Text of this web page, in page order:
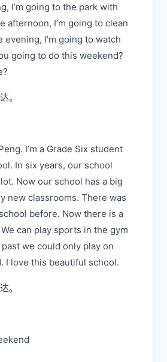
I’m going to the park with
afternoon, I’m going to clean
evening, I’m going to watch
going to do this weekend?
。
I’m a Grade Six student
In six years, our school
Now our school has a big
new classrooms. There was
before. Now there is a
can play sports in the gym
we could only play on
I love this beautiful school.
。